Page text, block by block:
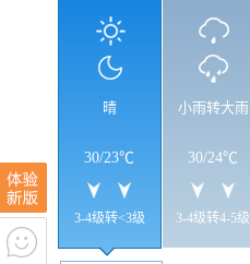
晴
30/23℃
3-4级转<3级
小雨转大雨
30/24℃
3-4级转4-5级